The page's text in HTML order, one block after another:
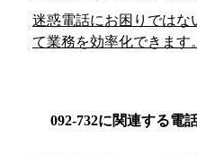
迷惑電話にお困りではな
て業務を効率化できます。
092-732に関連する電